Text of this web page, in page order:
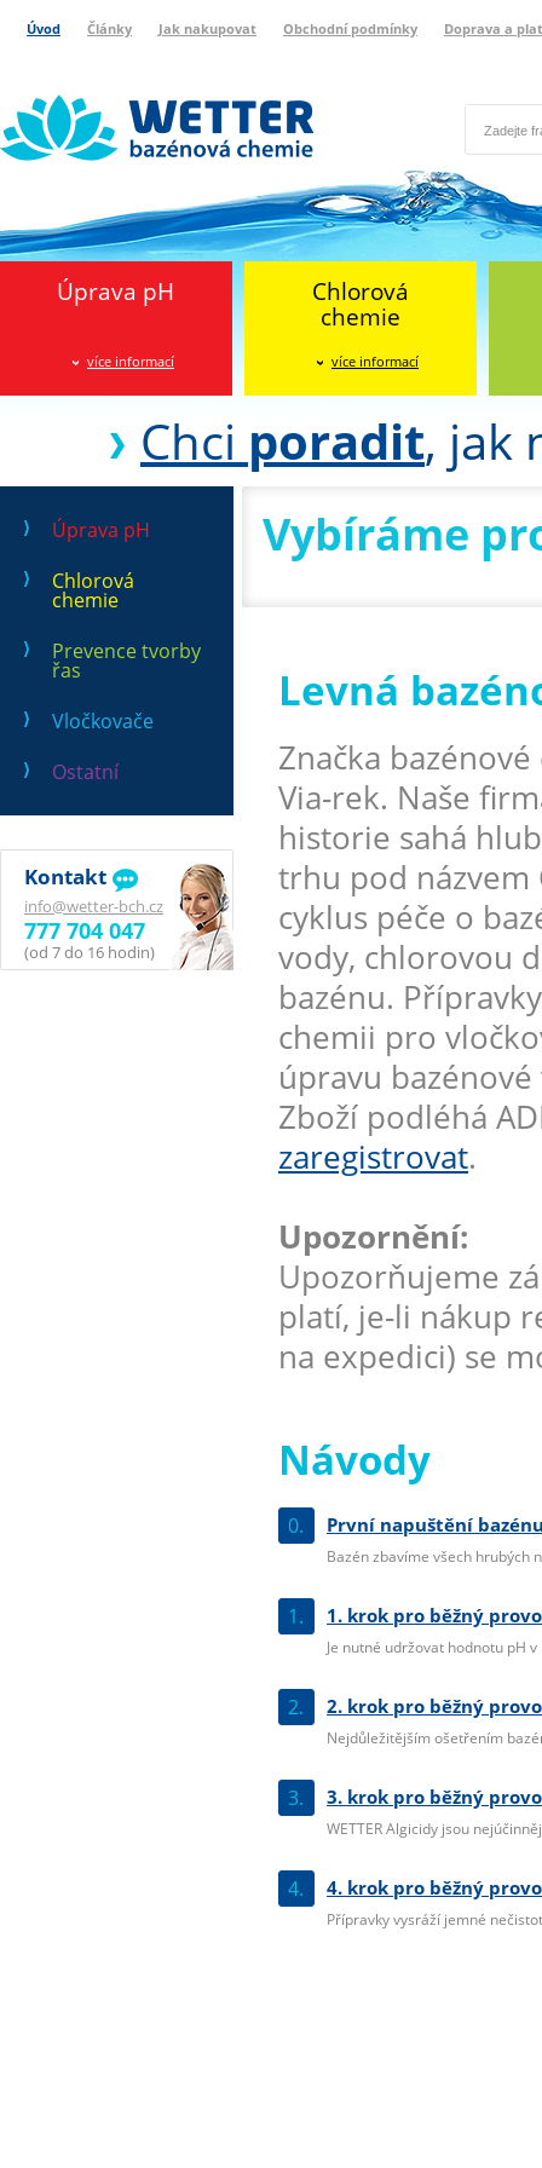
Úvod Články Jak nakupovat Obchodní podmínky Doprava a
Úprava pH
více informací
Chlorová
chemie
více informací
Chci poradit, jak
Úprava pH
Chlorová
chemie
Prevence tvorby
řas
Vločkovače
Ostatní
Kontakt
info@wetter-bch.cz
777 704 047
(od 7 do 16 hodin)
Vybíráme
Levná
Značka
Via-rek. Naše
historie sahá
trhu pod názvem
cyklus péče o
vody, chlorovou
bazénu.
chemii pro
úpravu bazénové
Zboží podléhá
zaregistrovat.
Upozornění:
Upozorňujeme
platí, je-li nákup
na expedici) se
Návody
0. První napuštění
Bazén zbavíme všech hrubých
1. 1. krok pro běžný
Je nutné udržovat hodnotu pH
2. 2. krok pro běžný
Nejdůležitějším ošetřením
3. 3. krok pro běžný
WETTER Algicidy jsou
4. 4. krok pro běžný
Přípravky vysráží jemné